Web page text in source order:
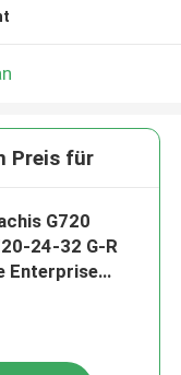
Preis für
G720
24-32 G-R
Enterprise